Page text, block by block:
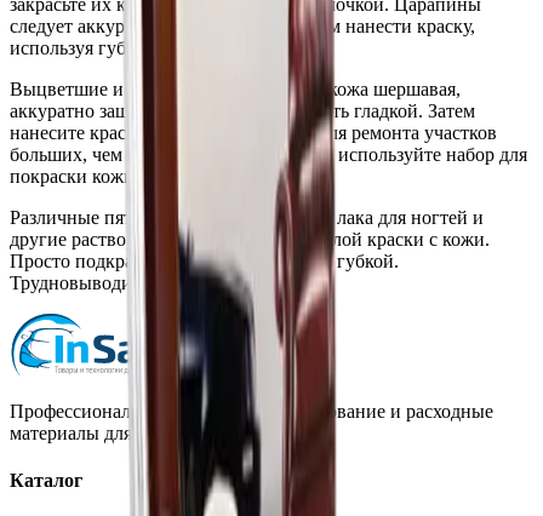
следует аккуратно зашлифовать и затем нанести краску,
используя губку.
Выцветшие и потертые участки: если кожа шершавая,
аккуратно зашлифуйте её, чтобы сделать гладкой. Затем
нанесите краску и дайте высохнуть. Для ремонта участков
больших, чем размер теннисного мяча, используйте набор для
покраски кожи (Leather Colourant Kit).
Различные пятна: жидкость для снятия лака для ногтей и
другие растворители иногда удаляют слой краски с кожи.
Просто подкрасьте такие повреждения губкой.
Трудновыводимые пятна также м
Профессиональная автохимия, оборудование и расходные
материалы для детейлинга.
Каталог